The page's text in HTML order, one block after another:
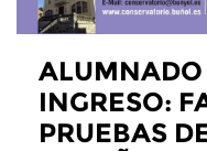
ALUMNADO
INGRESO:
PRUEBAS